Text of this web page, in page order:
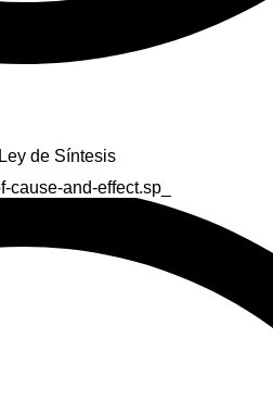
de Síntesis